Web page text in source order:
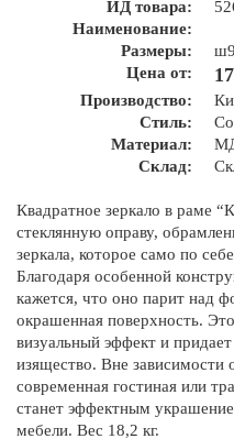
ИД товара:
Наименование:
Размеры:
Цена от:
Производство:
Стиль:
Материал:
Склад:
Квадратное зеркало в раме
стеклянную оправу,
зеркала, которое само по
Благодаря особенной
кажется, что оно парит над
окрашенная поверхность.
визуальный эффект и
изящество. Вне зависимости
современная гостиная или
станет эффектным
мебели. Вес 18,2 кг.